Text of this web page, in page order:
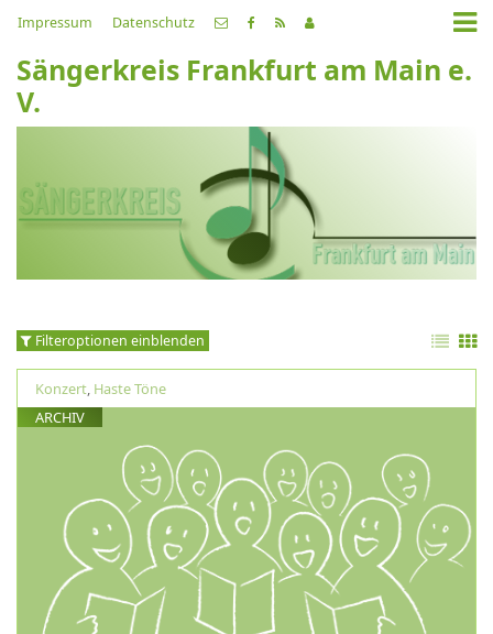
Impressum Datenschutz
Sängerkreis Frankfurt am Main e.
V.
Filteroptionen einblenden
Konzert, Haste Töne
ARCHIV